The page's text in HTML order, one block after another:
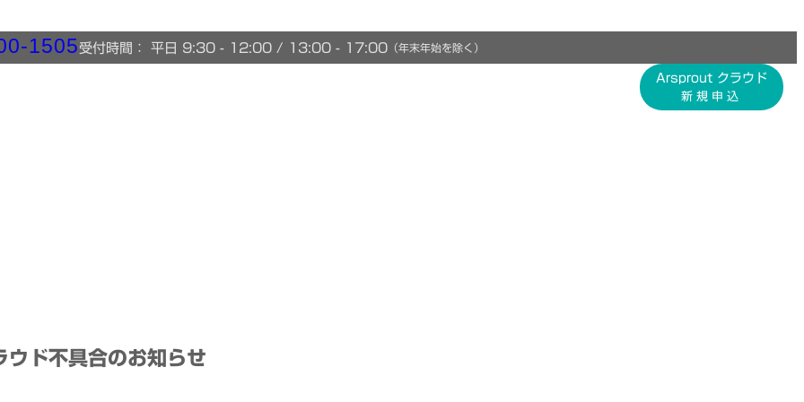
1505 受付時間： 平日 9:30 - 12:00 / 13:00 - 17:00 （年末年始を除く）
Arsprout クラウド
新規申込
ド不具合のお知らせ